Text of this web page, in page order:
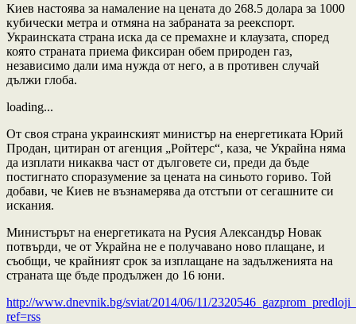
Киев настоява за намаление на цената до 268.5 долара за 1000
кубически метра и отмяна на забраната за реекспорт.
Украинската страна иска да се премахне и клаузата, според
която страната приема фиксиран обем природен газ,
независимо дали има нужда от него, а в противен случай
дължи глоба.
loading...
От своя страна украинският министър на енергетиката Юрий
Продан, цитиран от агенция „Ройтерс“, каза, че Украйна няма
да изплати никаква част от дълговете си, преди да бъде
постигнато споразумение за цената на синьото гориво. Той
добави, че Киев не възнамерява да отстъпи от сегашните си
искания.
Министърът на енергетиката на Русия Александър Новак
потвърди, че от Украйна не е получавано ново плащане, и
съобщи, че крайният срок за изплащане на задълженията на
страната ще бъде продължен до 16 юни.
http://www.dnevnik.bg/sviat/2014/06/11/
ref=rss